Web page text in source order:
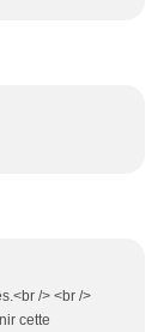
/> <br />
cette